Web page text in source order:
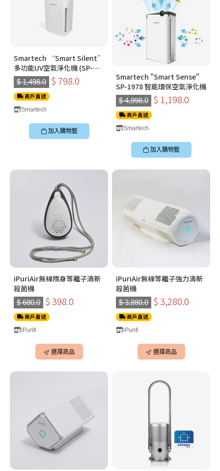
Smartech “Smart Silent”
多功能UV空氣淨化機 (SP-
1778)
$ 1,498.0 $ 798.0
商戶直送
Smartech
加入購物籃
Smartech "Smart Sense"
SP-1978 智能環保空氣淨化機
$ 4,998.0 $ 1,198.0
商戶直送
Smartech
加入購物籃
iPuriAir無線隋身等離子清新
殺菌機
$ 680.0 $ 398.0
商戶直送
iPurifi
選擇商品
iPuriAir無線等離子強力清新
殺菌機
$ 3,880.0 $ 3,280.0
商戶直送
iPurifi
選擇商品